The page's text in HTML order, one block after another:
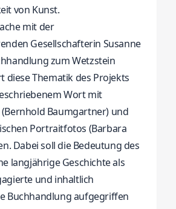
von Kunst.
mit der
Gesellschafterin Susanne
zum Wetzstein
diese Thematik des Projekts
Wort mit
Baumgartner) und
Portraitfotos (Barbara
Dabei soll die Bedeutung des
langjährige Geschichte als
und inhaltlich
Buchhandlung aufgegriffen